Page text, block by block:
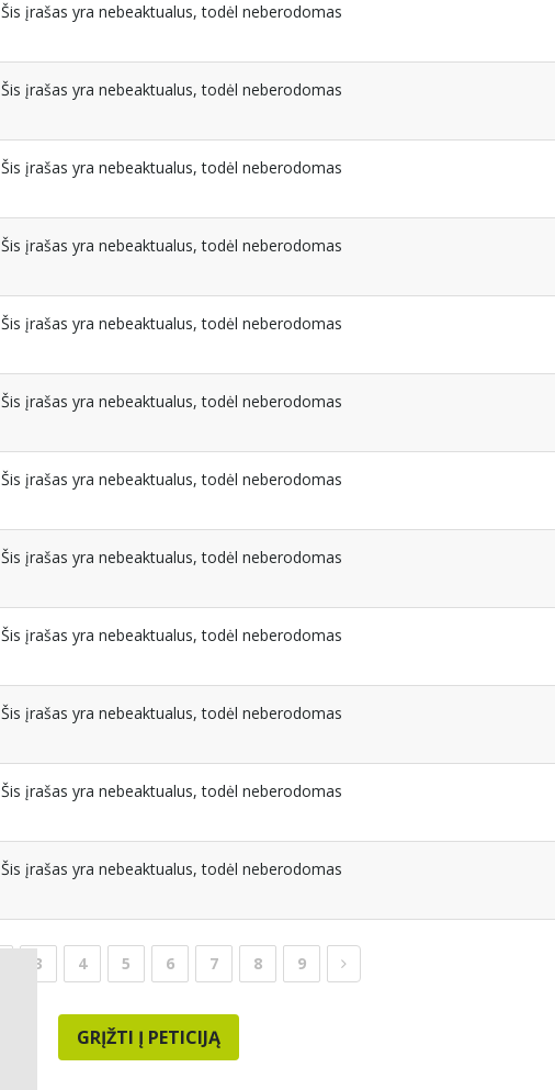
Šis įrašas yra nebeaktualus, todėl neberodomas
Šis įrašas yra nebeaktualus, todėl neberodomas
Šis įrašas yra nebeaktualus, todėl neberodomas
Šis įrašas yra nebeaktualus, todėl neberodomas
Šis įrašas yra nebeaktualus, todėl neberodomas
Šis įrašas yra nebeaktualus, todėl neberodomas
Šis įrašas yra nebeaktualus, todėl neberodomas
Šis įrašas yra nebeaktualus, todėl neberodomas
Šis įrašas yra nebeaktualus, todėl neberodomas
Šis įrašas yra nebeaktualus, todėl neberodomas
Šis įrašas yra nebeaktualus, todėl neberodomas
Šis įrašas yra nebeaktualus, todėl neberodomas
3 4 5 6 7 8 9
GRĮŽTI Į PETICIJĄ